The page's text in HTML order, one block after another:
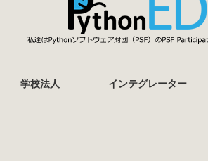
学校法人 インテグレーター